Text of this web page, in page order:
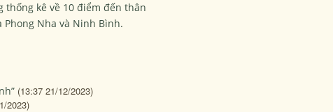
thống kê về 10 điểm đến thân
Nha và Ninh Bình.
(13:37 21/12/2023)
2023)